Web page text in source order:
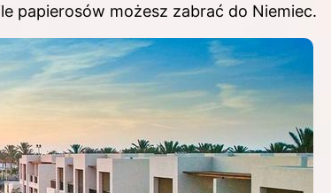
papierosów możesz zabrać do Niemiec.